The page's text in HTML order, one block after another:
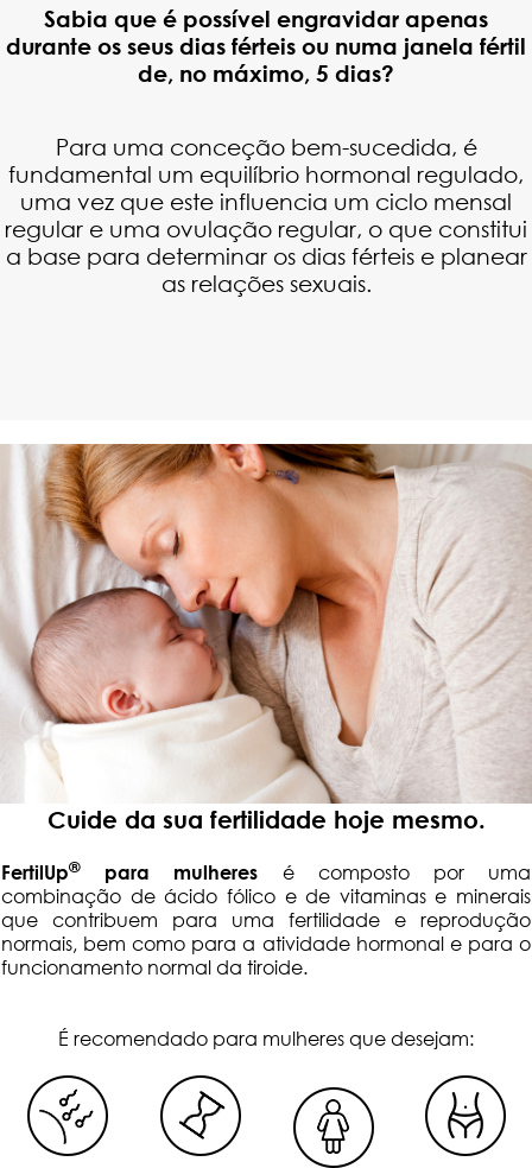
Sabia que é possível engravidar apenas
durante os seus dias férteis ou numa janela fértil
de, no máximo, 5 dias?
Para uma conceção bem-sucedida, é
fundamental um equilíbrio hormonal regulado,
uma vez que este influencia um ciclo mensal
regular e uma ovulação regular, o que constitui
a base para determinar os dias férteis e planear
as relações sexuais.
Cuide da sua fertilidade hoje mesmo.
FertilUp® para mulheres é composto por uma
combinação de ácido fólico e de vitaminas e minerais
que contribuem para uma fertilidade e reprodução
normais, bem como para a atividade hormonal e para o
funcionamento normal da tiroide.
É recomendado para mulheres que desejam: